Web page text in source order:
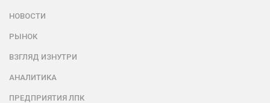
НОВОСТИ
РЫНОК
ВЗГЛЯД ИЗНУТРИ
АНАЛИТИКА
ПРЕДПРИЯТИЯ ЛПК